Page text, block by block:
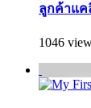
ลูกค้าแค
1046